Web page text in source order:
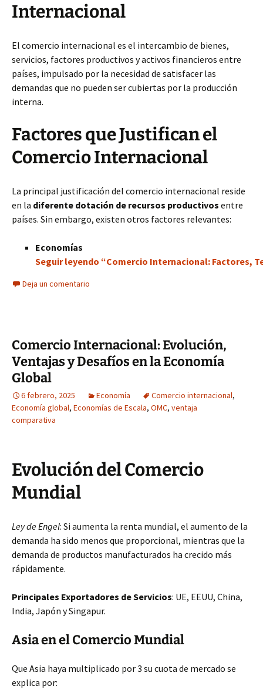
Internacional
El comercio internacional es el intercambio de bienes,
servicios, factores productivos y activos financieros entre
países, impulsado por la necesidad de satisfacer las
demandas que no pueden ser cubiertas por la producción
interna.
Factores que Justifican el
Comercio Internacional
La principal justificación del comercio internacional reside
en la diferente dotación de recursos productivos entre
países. Sin embargo, existen otros factores relevantes:
Economías
Seguir leyendo “Comercio Internacional: Factores,
Deja un comentario
Comercio Internacional: Evolución,
Ventajas y Desafíos en la Economía
Global
6 febrero, 2025 Economía Comercio internacional,
Economía global, Economías de Escala, OMC, ventaja
comparativa
Evolución del Comercio
Mundial
Ley de Engel: Si aumenta la renta mundial, el aumento de la
demanda ha sido menos que proporcional, mientras que la
demanda de productos manufacturados ha crecido más
rápidamente.
Principales Exportadores de Servicios: UE, EEUU, China,
India, Japón y Singapur.
Asia en el Comercio Mundial
Que Asia haya multiplicado por 3 su cuota de mercado se
explica por: